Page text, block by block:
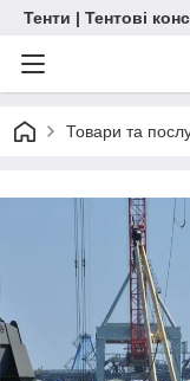
Тенти | Тентові
Товари та